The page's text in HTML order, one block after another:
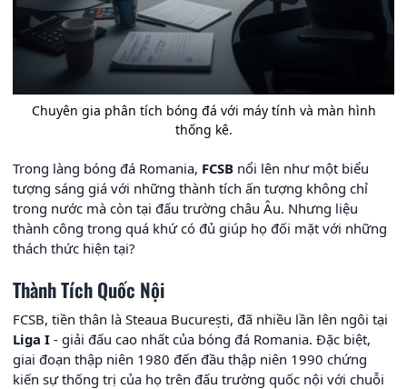
Chuyên gia phân tích bóng đá với máy tính và màn hình
thống kê.
Trong làng bóng đá Romania, FCSB nổi lên như một biểu
tượng sáng giá với những thành tích ấn tượng không chỉ
trong nước mà còn tại đấu trường châu Âu. Nhưng liệu
thành công trong quá khứ có đủ giúp họ đối mặt với những
thách thức hiện tại?
Thành Tích Quốc Nội
FCSB, tiền thân là Steaua București, đã nhiều lần lên ngôi tại
Liga I - giải đấu cao nhất của bóng đá Romania. Đặc biệt,
giai đoạn thập niên 1980 đến đầu thập niên 1990 chứng
kiến sự thống trị của họ trên đấu trường quốc nội với chuỗi